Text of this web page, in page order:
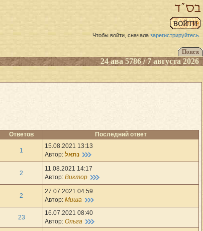
Чтобы войти, сначала зарегистрируйтесь.
24 ава 5786 / 7 августа 2026
Ответов
Последний ответ
1
15.08.2021 13:13
Автор: נתאל
2
11.08.2021 14:17
Автор: Виктор
2
27.07.2021 04:59
Автор: Миша
23
16.07.2021 08:40
Автор: Ольга